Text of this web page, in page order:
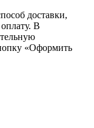
доставки,
В
«Оформить